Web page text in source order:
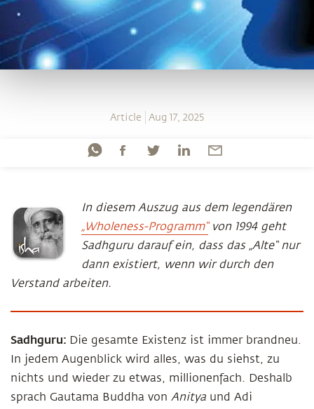
Article Aug 17, 2025
In diesem Auszug aus dem legendären
„Wholeness-Programm“von 1994 geht
Sadhguru darauf ein, dass das „Alte“ nur
dann existiert, wenn wir durch den
Verstand arbeiten.
Sadhguru: Die gesamte Existenz ist immer brandneu.
In jedem Augenblick wird alles, was du siehst, zu
nichts und wieder zu etwas, millionenfach. Deshalb
sprach Gautama Buddha von Anitya und Adi